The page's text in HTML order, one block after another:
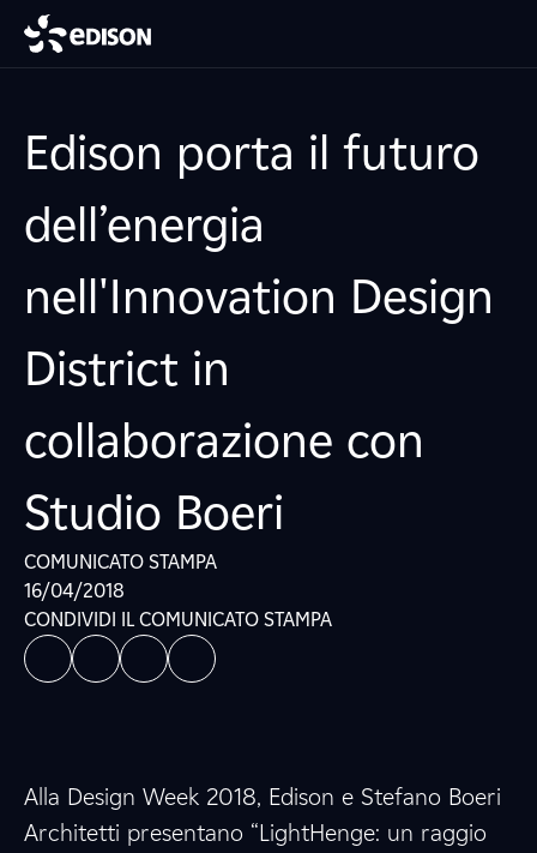
Edison porta il futuro
dell’energia
nell'Innovation Design
District in
collaborazione con
Studio Boeri
COMUNICATO STAMPA
16/04/2018
CONDIVIDI IL COMUNICATO STAMPA
Alla Design Week 2018, Edison e Stefano Boeri
Architetti presentano “LightHenge: un raggio